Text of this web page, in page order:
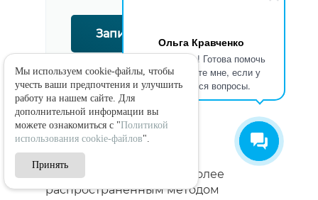
Ольга Кравченко
Здравствуйте! Готова помочь
вам. Напишите мне, если у
вас появятся вопросы.
Записаться на приём
Восстановление и
реабилитация
В настоящее время наиболее
распространённым методом
Мы используем cookie-файлы, чтобы
учесть ваши предпочтения и улучшить
работу на нашем сайте. Для
дополнительной информации вы
можете ознакомиться с "Политикой
использования cookie-файлов".
Принять